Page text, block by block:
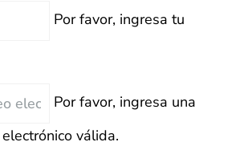
Por favor, ingresa tu
Por favor, ingresa una
válida.